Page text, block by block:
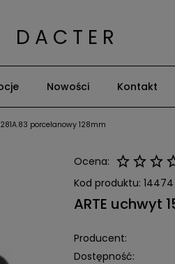
D A C T E R
Nowości Kontakt
porcelanowy 128mm
Ocena:
Kod produktu: 14474
ARTE uchwyt
Producent:
Dostępność: